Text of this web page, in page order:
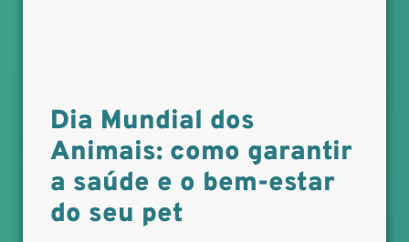
Dia Mundial dos
Animais: como garantir
a saúde e o bem-estar
do seu pet